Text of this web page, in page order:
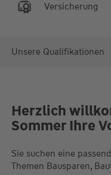
Versicherung
Unsere Qualifikationen
Herzlich
Sommer Ihre
Sie suchen eine
Themen Bausparen,